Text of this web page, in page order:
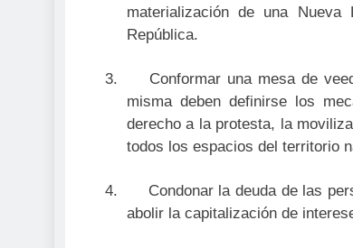
materialización de una
República.
3.
Conformar una mesa de
misma deben definirse los
derecho a la protesta, la
todos los espacios del territorio
4.
Condonar la deuda de las
abolir la capitalización de